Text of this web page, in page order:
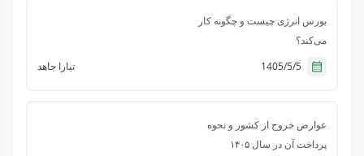
درخواست خود را ثبت کنید تا بررسی‌های لازم انجام
مانا باشید.
بورس انرژی چیست و چگونه کار
می‌کند؟
تیارا جاهد
عوارض خروج از کشور و نحوه
پرداخت آن در سال ۱۴۰۵